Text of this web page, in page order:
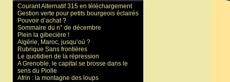
Courant Alternatif 315 en téléchargement
Gestion verte pour petits bourgeois éclairés
Pouvoir d’achat ?
Sommaire du n° de décembre
Plein la gibecière !
Algérie, Maroc, jusqu’où ?
Rubrique Sans frontières
Le quotidien de la répression
A Grenoble, le capital se brosse dans le
sens du Piolle
Afrin : la montagne des loups